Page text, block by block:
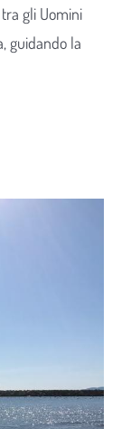
gli Uomini
guidando la